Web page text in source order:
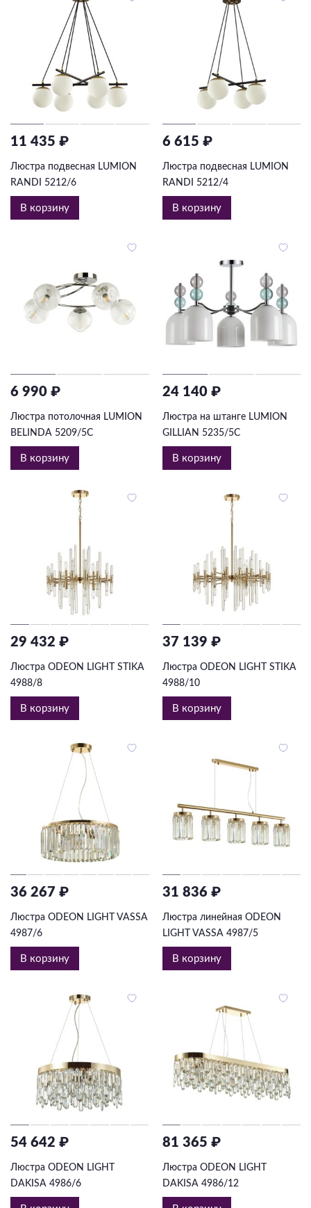
11 435 ₽
Люстра подвесная LUMION
RANDI 5212/6
В корзину
6 615 ₽
Люстра подвесная LUMION
RANDI 5212/4
В корзину
6 990 ₽
Люстра потолочная LUMION
BELINDA 5209/5C
В корзину
24 140 ₽
Люстра на штанге LUMION
GILLIAN 5235/5C
В корзину
29 432 ₽
Люстра ODEON LIGHT STIKA
4988/8
В корзину
37 139 ₽
Люстра ODEON LIGHT STIKA
4988/10
В корзину
36 267 ₽
Люстра ODEON LIGHT VASSA
4987/6
В корзину
31 836 ₽
Люстра линейная ODEON
LIGHT VASSA 4987/5
В корзину
54 642 ₽
Люстра ODEON LIGHT
DAKISA 4986/6
81 365 ₽
Люстра ODEON LIGHT
DAKISA 4986/12